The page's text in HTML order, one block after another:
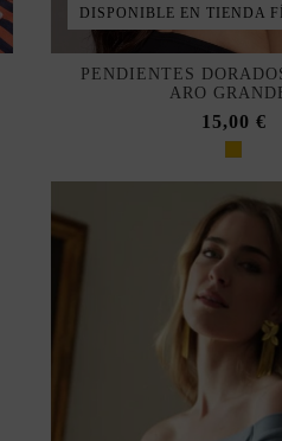
DISPONIBLE EN TIENDA
PENDIENTES
ARO
15,00 €